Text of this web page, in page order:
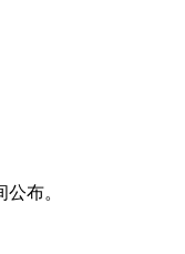
布。